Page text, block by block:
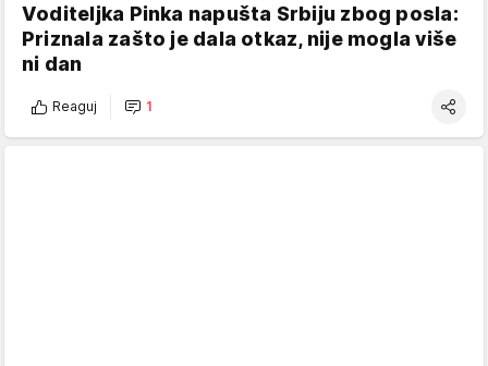
Voditeljka Pinka napušta Srbiju zbog posla:
Priznala zašto je dala otkaz, nije mogla više
ni dan
Reaguj 1